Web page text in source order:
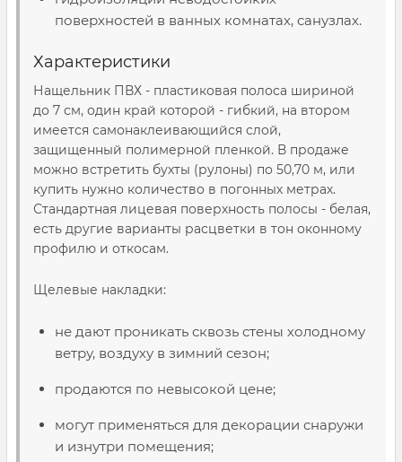
поверхностей в ванных комнатах, санузлах.
Характеристики
Нащельник ПВХ - пластиковая полоса шириной
до 7 см, один край которой - гибкий, на втором
имеется самонаклеивающийся слой,
защищенный полимерной пленкой. В продаже
можно встретить бухты (рулоны) по 50,70 м, или
купить нужно количество в погонных метрах.
Стандартная лицевая поверхность полосы - белая,
есть другие варианты расцветки в тон оконному
профилю и откосам.
Щелевые накладки:
не дают проникать сквозь стены холодному
ветру, воздуху в зимний сезон;
продаются по невысокой цене;
могут применяться для декорации снаружи
и изнутри помещения;